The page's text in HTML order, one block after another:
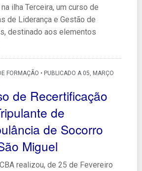
ilha Terceira, um curso de
de Liderança e Gestão de
destinado aos elementos
FORMAÇÃO • PUBLICADO A 05, MARÇO
de Recertificação
de
de Socorro
Miguel
realizou, de 25 de Fevereiro